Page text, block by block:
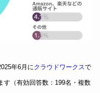
年6月にクラウドワークスで
す（有効回答数：199名・複数